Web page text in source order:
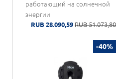
работающий на солнечной
энергии
RUB 28.090,59 RUB 51.073,80
-40%